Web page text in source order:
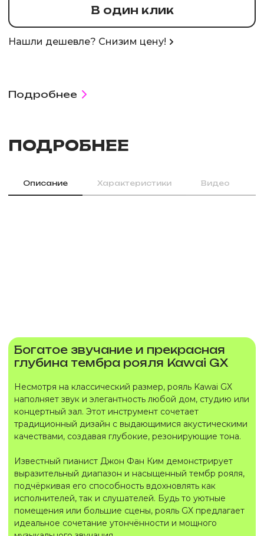
В один клик
Нашли дешевле? Снизим цену!
Подробнее
ПОДРОБНЕЕ
Описание Характеристики Видео
Богатое звучание и прекрасная
глубина тембра рояля Kawai GX
Несмотря на классический размер, рояль Kawai GX
наполняет звук и элегантность любой дом, студию или
концертный зал. Этот инструмент сочетает
традиционный дизайн с выдающимися акустическими
качествами, создавая глубокие, резонирующие тона.
Известный пианист Джон Фан Ким демонстрирует
выразительный диапазон и насыщенный тембр рояля,
подчёркивая его способность вдохновлять как
исполнителей, так и слушателей. Будь то уютные
помещения или большие сцены, рояль GX предлагает
идеальное сочетание утончённости и мощного